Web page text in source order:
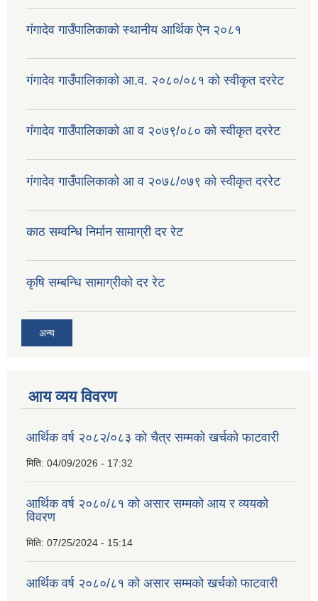
गंगादेव गाउँपालिकाको स्थानीय आर्थिक ऐन २०८१
गंगादेव गाउँपालिकाको आ.व. २०८०/०८१ को स्वीकृत दररेट
गंगादेव गाउँपालिकाको आ व २०७९/०८० को स्वीकृत दररेट
गंगादेव गाउँपालिकाको आ व २०७८/०७९ को स्वीकृत दररेट
काठ सम्वन्धि निर्मान सामाग्री दर रेट
कृषि सम्बन्धि सामाग्रीको दर रेट
अन्य
आय व्यय विवरण
आर्थिक वर्ष २०८२/०८३ को चैत्र सम्मको खर्चको फाटवारी
मिति: 04/09/2026 - 17:32
आर्थिक वर्ष २०८०/८१ को असार सम्मको आय र व्ययको
विवरण
मिति: 07/25/2024 - 15:14
आर्थिक वर्ष २०८०/८१ को असार सम्मको खर्चको फाटवारी